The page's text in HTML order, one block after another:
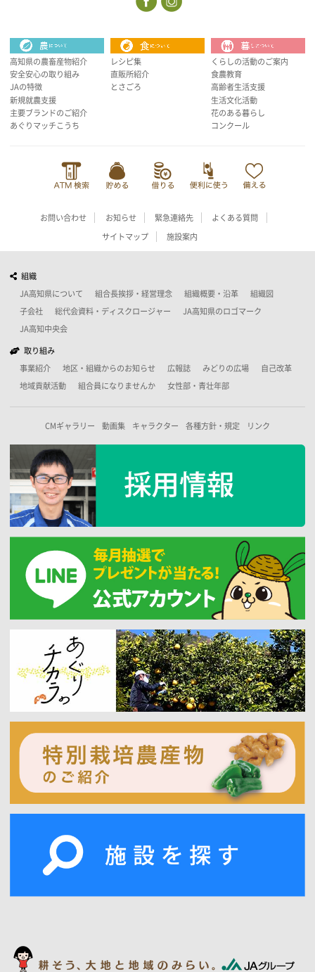
高知県の農畜産物紹介
安全安心の取り組み
JAの特徴
新規就農支援
主要ブランドのご紹介
あぐりマッチこうち
レシピ集
直販所紹介
とさごろ
くらしの活動のご案内
食農教育
高齢者生活支援
生活文化活動
花のある暮らし
コンクール
お問い合わせ お知らせ 緊急連絡先 よくある質問
サイトマップ 施設案内
組織
JA高知県について 組合長挨拶・経営理念 組織概要・沿革 組織図
子会社 総代会資料・ディスクロージャー JA高知県のロゴマーク
JA高知中央会
取り組み
事業紹介 地区・組織からのお知らせ 広報誌 みどりの広場 自己改革
地域貢献活動 組合員になりませんか 女性部・青壮年部
CMギャラリー 動画集 キャラクター 各種方針・規定 リンク